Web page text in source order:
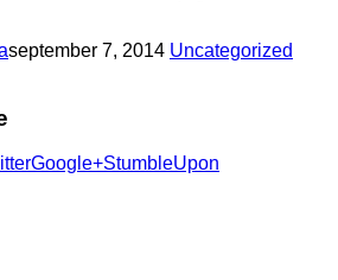
september 7, 2014 Uncategorized
Google+StumbleUpon